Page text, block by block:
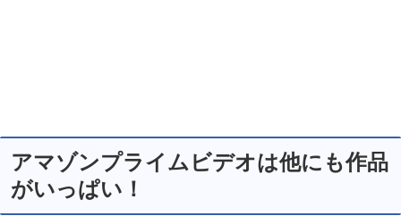
アマゾンプライムビデオは他にも作品
がいっぱい！